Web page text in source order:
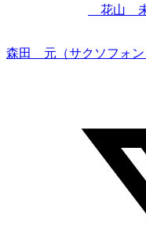
花山 未
森田 元（サクソフォン